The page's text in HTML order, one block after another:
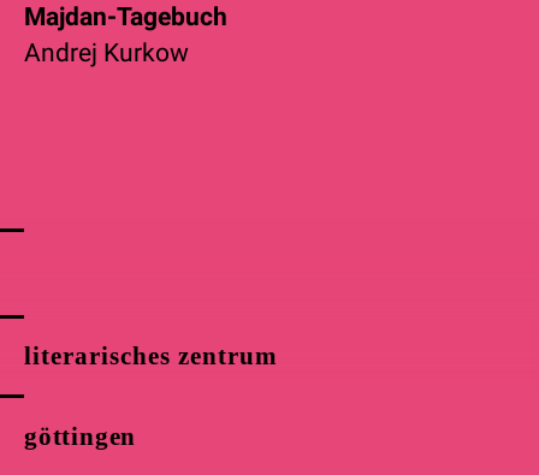
literarisches zentrum
göttingen
Majdan-Tagebuch
Andrej Kurkow